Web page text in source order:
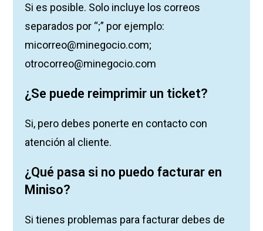
Si es posible. Solo incluye los correos
separados por “;” por ejemplo:
micorreo@minegocio.com;
otrocorreo@minegocio.com
¿Se puede reimprimir un ticket?
Si, pero debes ponerte en contacto con
atención al cliente.
¿Qué pasa si no puedo facturar en
Miniso?
Si tienes problemas para facturar debes de